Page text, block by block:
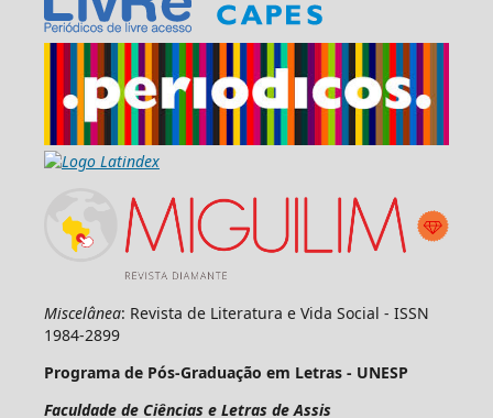
Miscelânea: Revista de Literatura e Vida Social - ISSN
1984-2899
Programa de Pós-Graduação em Letras - UNESP
Faculdade de Ciências e Letras de Assis